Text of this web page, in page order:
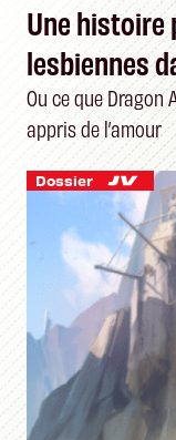
Une histoire
lesbiennes
Ou ce que Dragon
appris de l’amour
Dossier